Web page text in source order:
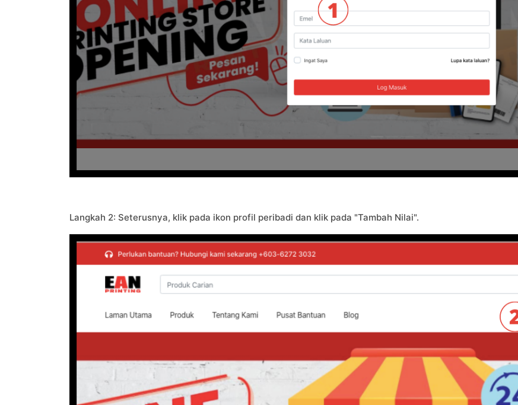
Langkah 2: Seterusnya, klik pada ikon profil peribadi dan klik pada "Tambah Nilai".